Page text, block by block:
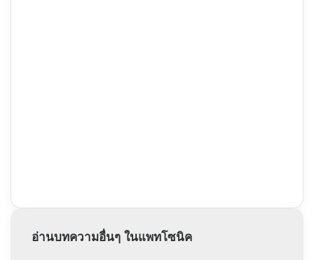
อ่านบทความอื่นๆ ในแพทโซนิค